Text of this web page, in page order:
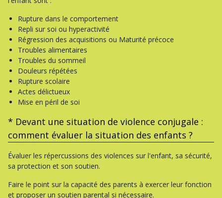
Rupture dans le comportement
Repli sur soi ou hyperactivité
Régression des acquisitions ou Maturité précoce
Troubles alimentaires
Troubles du sommeil
Douleurs répétées
Rupture scolaire
Actes délictueux
Mise en péril de soi
* Devant une situation de violence conjugale :
comment évaluer la situation des enfants ?
Évaluer les répercussions des violences sur l'enfant, sa sécurité,
sa protection et son soutien.
Faire le point sur la capacité des parents à exercer leur fonction
et proposer un soutien parental si nécessaire.